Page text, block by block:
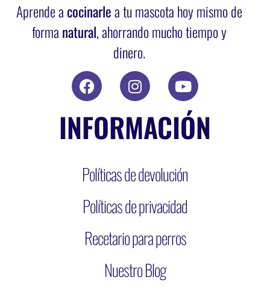
Aprende a cocinarlea tu mascota hoy mismo de
forma natural, ahorrando mucho tiempo y
dinero.
INFORMACIÓN
Políticas de devolución
Políticas de privacidad
Recetario para perros
Nuestro Blog